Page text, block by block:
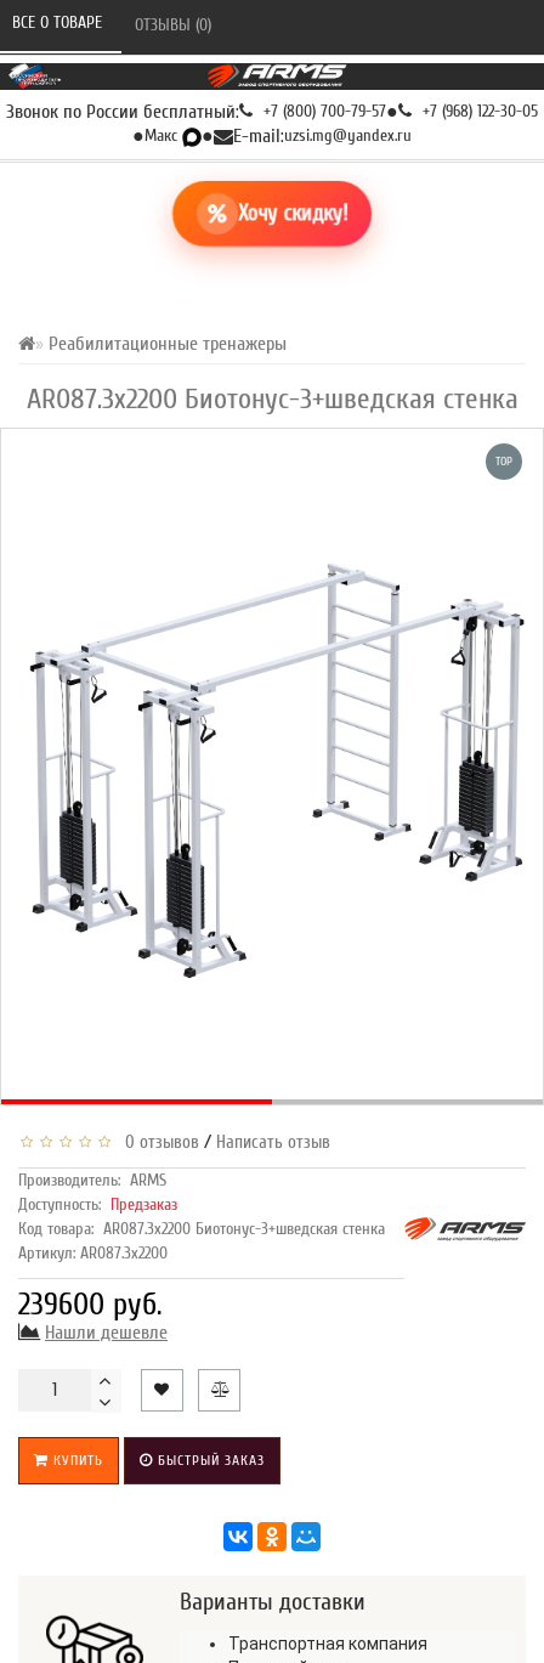
Звонок по России бесплатный: +7 (800) 700-79-57● +7 (968) 122-30-05
●Макс ● E-mail:uzsi.mg@yandex.ru
Хочу скидку!
Реабилитационные тренажеры
AR087.3х2200 Биотонус-3+шведская стенка
ВСЕ О ТОВАРЕ ОТЗЫВЫ (0)
TOP
0 отзывов / Написать отзыв
Производитель: ARMS
Доступность: Предзаказ
Код товара: AR087.3х2200 Биотонус-3+шведская стенка
Артикул: AR087.3х2200
239600 руб.
Нашли дешевле
КУПИТЬ БЫСТРЫЙ ЗАКАЗ
Варианты доставки
Транспортная компания